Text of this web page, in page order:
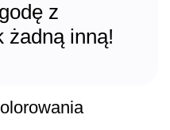
z
żadną inną!